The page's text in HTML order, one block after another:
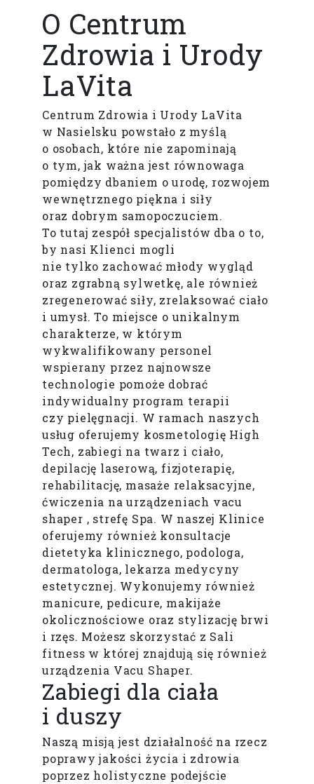
O Centrum
Zdrowia i Urody
LaVita
Centrum Zdrowia i Urody LaVita
w Nasielsku powstało z myślą
o osobach, które nie zapominają
o tym, jak ważna jest równowaga
pomiędzy dbaniem o urodę, rozwojem
wewnętrznego piękna i siły
oraz dobrym samopoczuciem.
To tutaj zespół specjalistów dba o to,
by nasi Klienci mogli
nie tylko zachować młody wygląd
oraz zgrabną sylwetkę, ale również
zregenerować siły, zrelaksować ciało
i umysł. To miejsce o unikalnym
charakterze, w którym
wykwalifikowany personel
wspierany przez najnowsze
technologie pomoże dobrać
indywidualny program terapii
czy pielęgnacji. W ramach naszych
usług oferujemy kosmetologię High
Tech, zabiegi na twarz i ciało,
depilację laserową, fizjoterapię,
rehabilitację, masaże relaksacyjne,
ćwiczenia na urządzeniach vacu
shaper , strefę Spa. W naszej Klinice
oferujemy również konsultacje
dietetyka klinicznego, podologa,
dermatologa, lekarza medycyny
estetycznej. Wykonujemy również
manicure, pedicure, makijaże
okolicznościowe oraz stylizację brwi
i rzęs. Możesz skorzystać z Sali
fitness w której znajdują się również
urządzenia Vacu Shaper.
Zabiegi dla ciała
i duszy
Naszą misją jest działalność na rzecz
poprawy jakości życia i zdrowia
poprzez holistyczne podejście